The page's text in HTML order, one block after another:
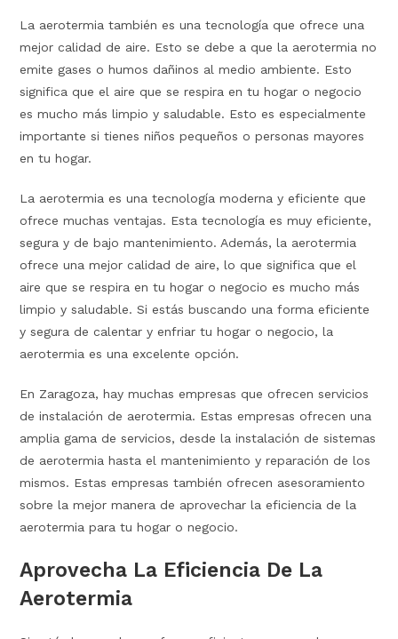
La aerotermia también es una tecnología que ofrece una
mejor calidad de aire. Esto se debe a que la aerotermia no
emite gases o humos dañinos al medio ambiente. Esto
significa que el aire que se respira en tu hogar o negocio
es mucho más limpio y saludable. Esto es especialmente
importante si tienes niños pequeños o personas mayores
en tu hogar.
La aerotermia es una tecnología moderna y eficiente que
ofrece muchas ventajas. Esta tecnología es muy eficiente,
segura y de bajo mantenimiento. Además, la aerotermia
ofrece una mejor calidad de aire, lo que significa que el
aire que se respira en tu hogar o negocio es mucho más
limpio y saludable. Si estás buscando una forma eficiente
y segura de calentar y enfriar tu hogar o negocio, la
aerotermia es una excelente opción.
En Zaragoza, hay muchas empresas que ofrecen servicios
de instalación de aerotermia. Estas empresas ofrecen una
amplia gama de servicios, desde la instalación de sistemas
de aerotermia hasta el mantenimiento y reparación de los
mismos. Estas empresas también ofrecen asesoramiento
sobre la mejor manera de aprovechar la eficiencia de la
aerotermia para tu hogar o negocio.
Aprovecha La Eficiencia De La
Aerotermia